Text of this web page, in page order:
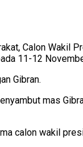
Calon Wakil
11-12
Gibran.
mas
calon wakil